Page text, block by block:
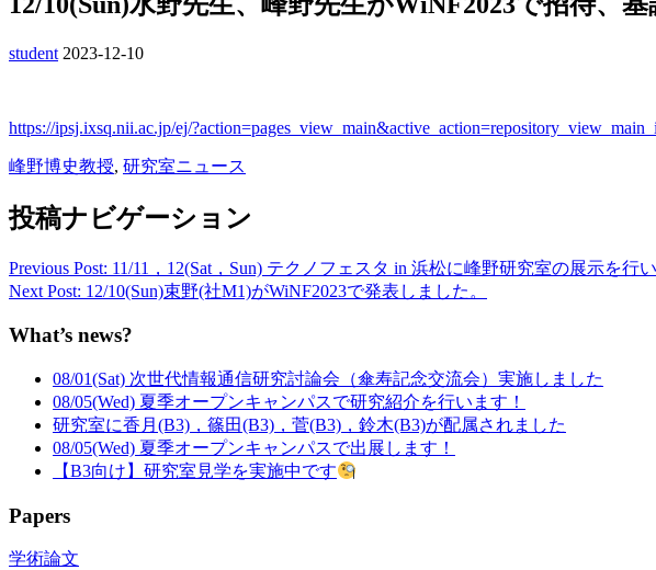
student 2023-12-10
https://ipsj.ixsq.nii.ac.jp/ej/
峰野博史教授, 研究室ニュース
投稿ナビゲーション
Previous Post: 11/11，12(Sat，Sun) テクノフェスタ in 浜松に峰野研究室の展示を行
Next Post: 12/10(Sun)束野(社M1)がWiNF2023で発表しました。
What’s news?
08/01(Sat) 次世代情報通信研究討論会（傘寿記念交流会）実施しました
08/05(Wed) 夏季オープンキャンパスで研究紹介を行います！
研究室に香月(B3)，篠田(B3)，菅(B3)，鈴木(B3)が配属されました
08/05(Wed) 夏季オープンキャンパスで出展します！
【B3向け】研究室見学を実施中です
Papers
学術論文